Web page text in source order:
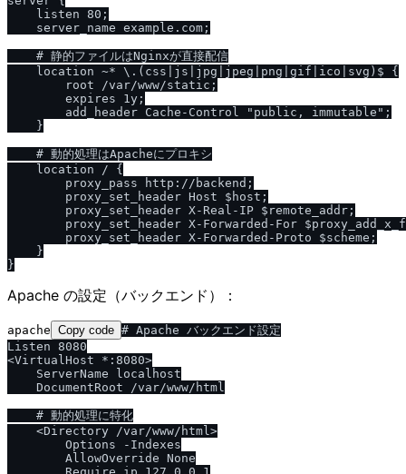
    listen 80;
    server_name example.com;
    # 静的ファイルはNginxが直接配信
    location ~* \.(css|js|jpg|jpeg|png|gif|ico|svg)$ {
        root /var/www/static;
        expires 1y;
        add_header Cache-Control "public, immutable";
    }
    # 動的処理はApacheにプロキシ
    location / {
        proxy_pass http://backend;
        proxy_set_header Host $host;
        proxy_set_header X-Real-IP $remote_addr;
proxy_set_header X-Forwarded-For
        proxy_set_header X-Forwarded-Proto $scheme;
    }
Apache の設定（バックエンド）：
apache Copy code # Apache バックエンド設定
Listen 8080
<VirtualHost *:8080>
    ServerName localhost
    DocumentRoot /var/www/html
    # 動的処理に特化
    <Directory /var/www/html>
        Options -Indexes
        AllowOverride None